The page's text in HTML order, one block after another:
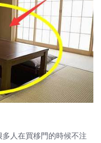
人在買移門的時候不注